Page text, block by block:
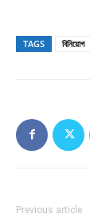
TAGS বিনিয়োগ
Previous article